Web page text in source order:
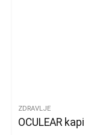
ZDRAVLJE
OCULEAR kapi